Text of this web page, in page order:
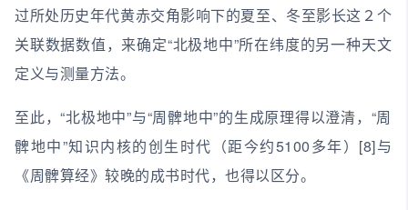
过所处历史年代黄赤交角影响下的夏至、冬至影长这２个
关联数据数值，来确定“北极地中”所在纬度的另一种天文
定义与测量方法。
至此，“北极地中”与“周髀地中”的生成原理得以澄清，“周
髀地中”知识内核的创生时代（距今约5100多年）[8]与
《周髀算经》较晚的成书时代，也得以区分。